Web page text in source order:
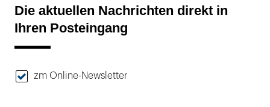
Die aktuellen Nachrichten direkt in
Ihren Posteingang
zm Online-Newsletter